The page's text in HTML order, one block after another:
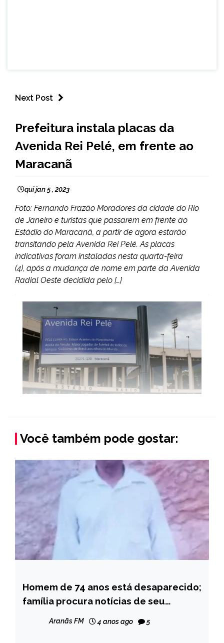
Next Post
Prefeitura instala placas da
Avenida Rei Pelé, em frente ao
Maracanã
qui jan 5 , 2023
Foto: Fernando Frazão Moradores da cidade do Rio
de Janeiro e turistas que passarem em frente ao
Estádio do Maracanã, a partir de agora estarão
transitando pela Avenida Rei Pelé. As placas
indicativas foram instaladas nesta quarta-feira
(4), após a mudança de nome em parte da Avenida
Radial Oeste decidida pelo […]
Você também pode gostar:
CAPELINHA
NOTÍCIAS
Homem de 74 anos está desaparecido;
família procura notícias de seu
Aranãs FM 4 anos ago 5